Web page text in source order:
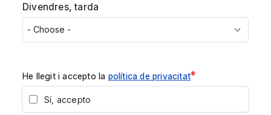
Divendres, tarda
He llegit i accepto la política de privacitat*
Sí, accepto